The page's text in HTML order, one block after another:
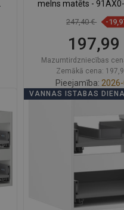
melns matēts - 91AX0-
2-71
247,40 € -
197,99
Mazumtirdzniecības
Zemākā cena:
Pieejamība:
Salīdzināt
VANNAS ISTABAS